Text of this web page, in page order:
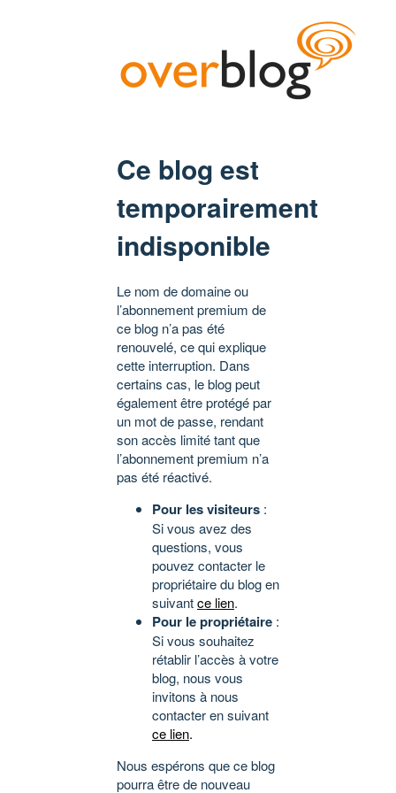
Ce blog est
temporairement
indisponible
Le nom de domaine ou
l’abonnement premium de
ce blog n’a pas été
renouvelé, ce qui explique
cette interruption. Dans
certains cas, le blog peut
également être protégé par
un mot de passe, rendant
son accès limité tant que
l’abonnement premium n’a
pas été réactivé.
Pour les visiteurs :
Si vous avez des
questions, vous
pouvez contacter le
propriétaire du blog en
suivantce lien.
Pour le propriétaire :
Si vous souhaitez
rétablir l’accès à votre
blog, nous vous
invitons à nous
contacter en suivant
ce lien.
Nous espérons que ce blog
pourra être de nouveau